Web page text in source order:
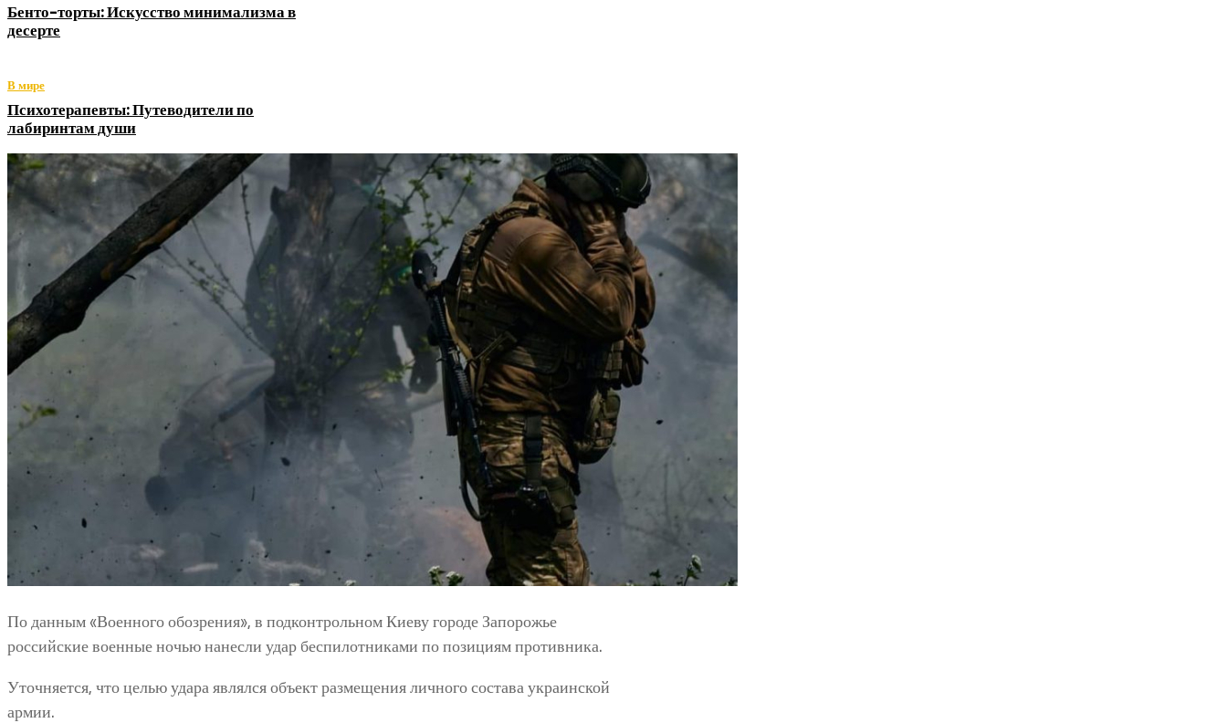
Бенто-торты: Искусство минимализма в
десерте
В мире
Психотерапевты: Путеводители по
лабиринтам души
По данным «Военного обозрения», в подконтрольном Киеву городе Запорожье
российские военные ночью нанесли удар беспилотниками по позициям противника.
Уточняется, что целью удара являлся объект размещения личного состава украинской
армии.